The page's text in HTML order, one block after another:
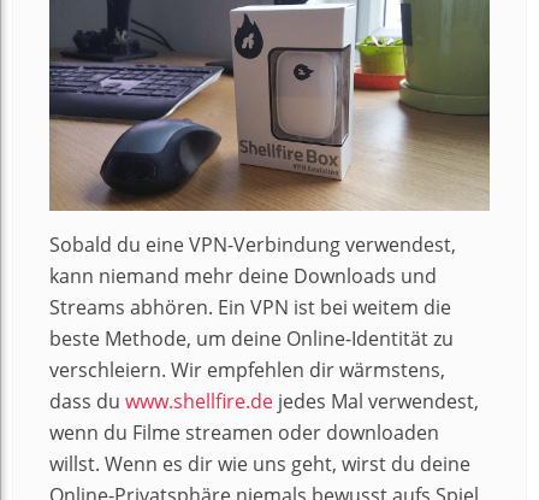
Sobald du eine VPN-Verbindung verwendest,
kann niemand mehr deine Downloads und
Streams abhören. Ein VPN ist bei weitem die
beste Methode, um deine Online-Identität zu
verschleiern. Wir empfehlen dir wärmstens,
dass du www.shellfire.de jedes Mal verwendest,
wenn du Filme streamen oder downloaden
willst. Wenn es dir wie uns geht, wirst du deine